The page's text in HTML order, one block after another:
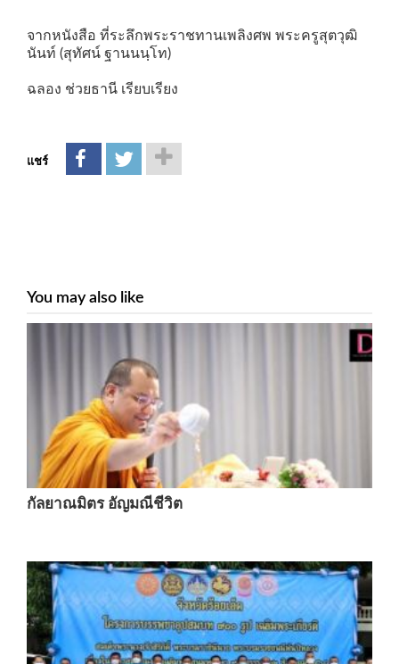
จากหนังสือ ที่ระลึกพระราชทานเพลิงศพ พระครูสุตวุฒิ
นันท์ (สุทัศน์ ฐานนนฺโท)
ฉลอง ช่วยธานี เรียบเรียง
แชร์
You may also like
กัลยาณมิตร อัญมณีชีวิต